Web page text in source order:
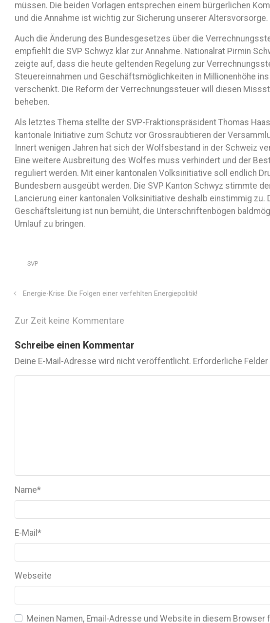
müssen. Die beiden Vorlagen entsprechen einem bürgerlichen
und die Annahme ist wichtig zur Sicherung unserer Altersvorsorge.
Auch die Änderung des Bundesgesetzes über die
empfiehlt die SVP Schwyz klar zur Annahme. Nationalrat Pirmin
zeigte auf, dass die heute geltenden Regelung zur
Steuereinnahmen und Geschäftsmöglichkeiten in Millionenhöhe ins
verschenkt. Die Reform der Verrechnungssteuer will diesen
beheben.
Als letztes Thema stellte der SVP-Fraktionspräsident Thomas
kantonale Initiative zum Schutz vor Grossraubtieren der
Innert wenigen Jahren hat sich der Wolfsbestand in der Schweiz
Eine weitere Ausbreitung des Wolfes muss verhindert und der
reguliert werden. Mit einer kantonalen Volksinitiative soll endlich
Bundesbern ausgeübt werden. Die SVP Kanton Schwyz stimmte
Lancierung einer kantonalen Volksinitiative deshalb einstimmig zu.
Geschäftsleitung ist nun bemüht, die Unterschriftenbögen
Umlauf zu bringen.
SVP
Energie-Krise: Die Folgen einer verfehlten Energiepolitik!
Zur Zeit keine Kommentare
Schreibe einen Kommentar
Deine E-Mail-Adresse wird nicht veröffentlicht. Erforderliche
Name*
E-Mail *
Webseite
Meinen Namen, Email-Adresse und Website in diesem